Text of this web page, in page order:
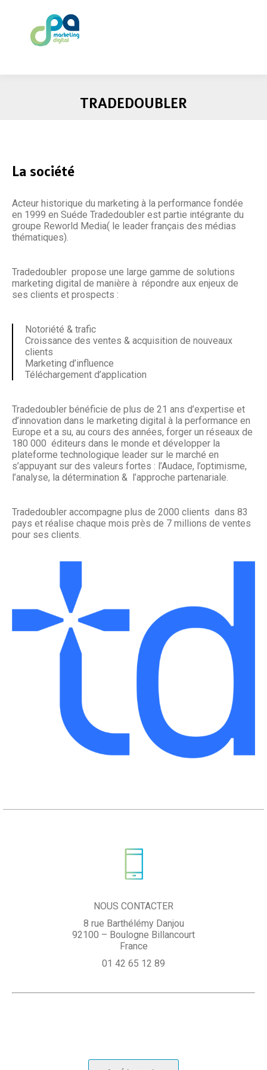
TRADEDOUBLER
La société
Acteur historique du marketing à la performance fondée
en 1999 en Suéde Tradedoubler est partie intégrante du
groupe Reworld Media( le leader français des médias
thématiques).
Tradedoubler propose une large gamme de solutions
marketing digital de manière à répondre aux enjeux de
ses clients et prospects :
Notoriété & trafic
Croissance des ventes & acquisition de nouveaux
clients
Marketing d’influence
Téléchargement d’application
Tradedoubler bénéficie de plus de 21 ans d’expertise et
d’innovation dans le marketing digital à la performance en
Europe et a su, au cours des années, forger un réseaux de
180 000 éditeurs dans le monde et développer la
plateforme technologique leader sur le marché en
s’appuyant sur des valeurs fortes : l’Audace, l’optimisme,
l’analyse, la détermination & l’approche partenariale.
Tradedoubler accompagne plus de 2000 clients dans 83
pays et réalise chaque mois près de 7 millions de ventes
pour ses clients.
NOUS CONTACTER
8 rue Barthélémy Danjou
92100 – Boulogne Billancourt
France
01 42 65 12 89